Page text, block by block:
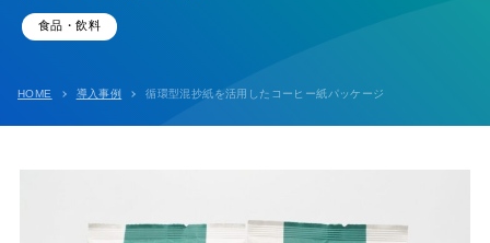
食品・飲料
HOME 導入事例 循環型混抄紙を活用したコーヒー紙パッケージ